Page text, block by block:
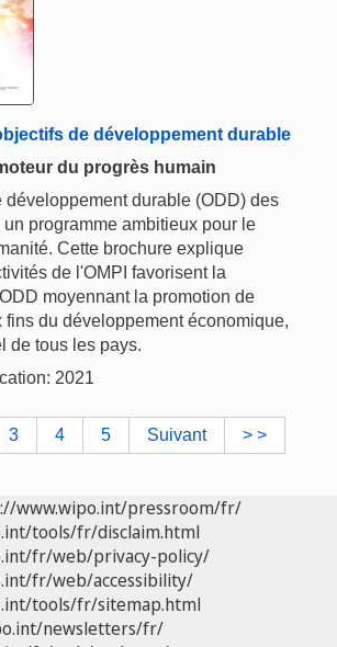
de développement durable
du progrès humain
développement durable (ODD) des
programme ambitieux pour le
Cette brochure explique
de l'OMPI favorisent la
moyennant la promotion de
fins du développement économique,
de tous les pays.
2021
3 4 5 Suivant > >
www.wipo.int/pressroom/fr/
tools/fr/disclaim.html
fr/web/privacy-policy/
fr/web/accessibility/
tools/fr/sitemap.html
newsletters/fr/